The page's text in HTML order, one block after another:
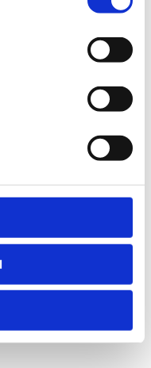
att förkovra.